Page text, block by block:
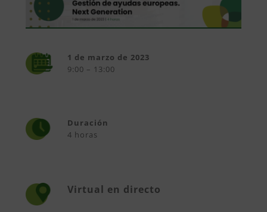
1 de marzo de 2023
9:00 – 13:00
Duración
4 horas
Virtual en directo